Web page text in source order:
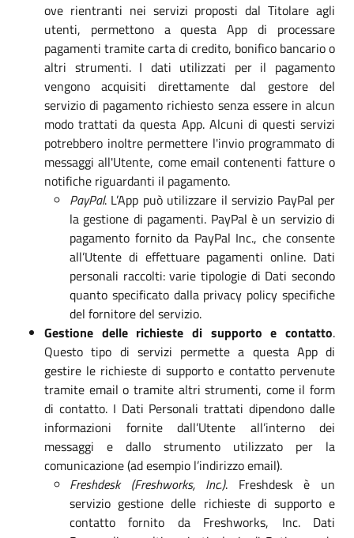
ove rientranti nei servizi proposti dal Titolare agli
utenti, permettono a questa App di processare
pagamenti tramite carta di credito, bonifico bancario o
altri strumenti. I dati utilizzati per il pagamento
vengono acquisiti direttamente dal gestore del
servizio di pagamento richiesto senza essere in alcun
modo trattati da questa App. Alcuni di questi servizi
potrebbero inoltre permettere l'invio programmato di
messaggi all'Utente, come email contenenti fatture o
notifiche riguardanti il pagamento.
PayPal. L’App può utilizzare il servizio PayPal per
la gestione di pagamenti. PayPal è un servizio di
pagamento fornito da PayPal Inc., che consente
all’Utente di effettuare pagamenti online. Dati
personali raccolti: varie tipologie di Dati secondo
quanto specificato dalla privacy policy specifiche
del fornitore del servizio.
Gestione delle richieste di supporto e contatto.
Questo tipo di servizi permette a questa App di
gestire le richieste di supporto e contatto pervenute
tramite email o tramite altri strumenti, come il form
di contatto. I Dati Personali trattati dipendono dalle
informazioni fornite dall’Utente all’interno dei
messaggi e dallo strumento utilizzato per la
comunicazione (ad esempio l’indirizzo email).
Freshdesk (Freshworks, Inc.). Freshdesk è un
servizio gestione delle richieste di supporto e
contatto fornito da Freshworks, Inc. Dati